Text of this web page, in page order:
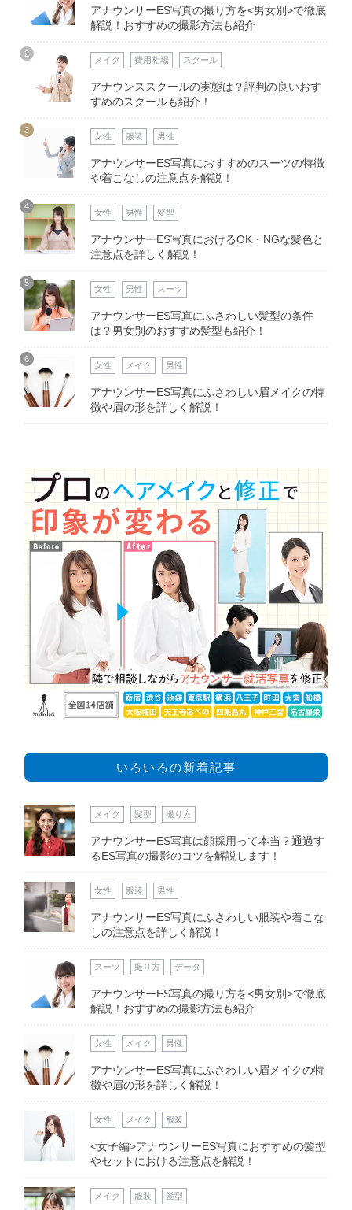
アナウンサーES写真の撮り方を<男女別>で徹底
解説！おすすめの撮影方法も紹介
2
メイク 費用相場 スクール
アナウンススクールの実態は？評判の良いおす
すめのスクールも紹介！
3
女性 服装 男性
アナウンサーES写真におすすめのスーツの特徴
や着こなしの注意点を解説！
4
女性 男性 髪型
アナウンサーES写真におけるOK・NGな髪色と
注意点を詳しく解説！
5
女性 男性 スーツ
アナウンサーES写真にふさわしい髪型の条件
は？男女別のおすすめ髪型も紹介！
6
女性 メイク 男性
アナウンサーES写真にふさわしい眉メイクの特
徴や眉の形を詳しく解説！
いろいろの新着記事
メイク 髪型 撮り方
アナウンサーES写真は顔採用って本当？通過す
るES写真の撮影のコツを解説します！
女性 服装 男性
アナウンサーES写真にふさわしい服装や着こな
しの注意点を詳しく解説！
スーツ 撮り方 データ
アナウンサーES写真の撮り方を<男女別>で徹底
解説！おすすめの撮影方法も紹介
女性 メイク 男性
アナウンサーES写真にふさわしい眉メイクの特
徴や眉の形を詳しく解説！
女性 メイク 服装
<女子編>アナウンサーES写真におすすめの髪型
やセットにおける注意点を解説！
メイク 服装 髪型